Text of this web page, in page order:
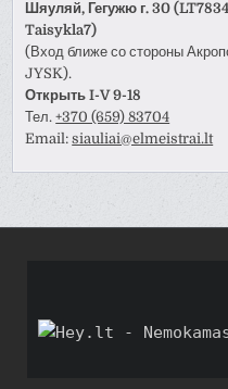
Шяуляй, Гегужю г. 30
Taisykla7)
(Вход ближе со стороны
JYSK).
Открыть I-V 9-18
Тел.+370 (659) 83704
Email:siauliai@elmeistrai.lt